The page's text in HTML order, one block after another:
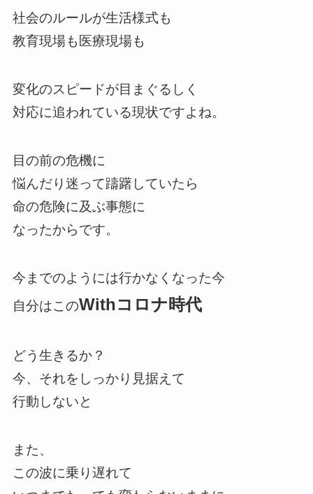
社会のルールが生活様式も
教育現場も医療現場も
変化のスピードが目まぐるしく
対応に追われている現状ですよね。
目の前の危機に
悩んだり迷って躊躇していたら
命の危険に及ぶ事態に
なったからです。
今までのようには行かなくなった今
自分はこのWithコロナ時代
どう生きるか？
今、それをしっかり見据えて
行動しないと
また、
この波に乗り遅れて